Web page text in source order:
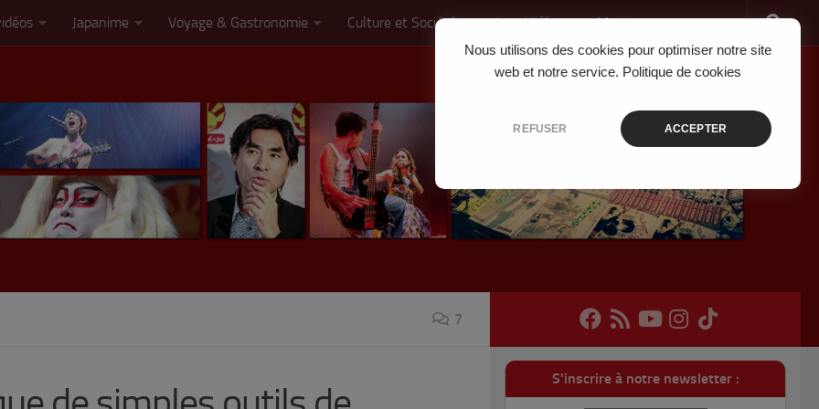
Nous utilisons des cookies pour optimiser notre site
web et notre service. Politique de cookies
REFUSER ACCEPTER
Japanime Voyage & Gastronomie Culture et Société Jeux Vidéo Musique
7
S'inscrire à notre newsletter :